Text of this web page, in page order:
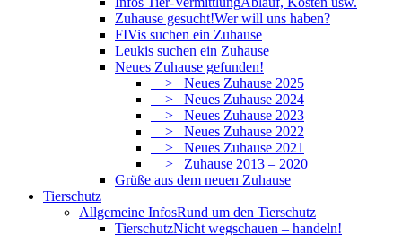
Zuhause gesucht!Wer will uns haben?
FIVis suchen ein Zuhause
Leukis suchen ein Zuhause
Neues Zuhause gefunden!
> Neues Zuhause 2025
> Neues Zuhause 2024
> Neues Zuhause 2023
> Neues Zuhause 2022
> Neues Zuhause 2021
> Zuhause 2013 – 2020
Grüße aus dem neuen Zuhause
Tierschutz
Allgemeine InfosRund um den Tierschutz
TierschutzNicht wegschauen – handeln!